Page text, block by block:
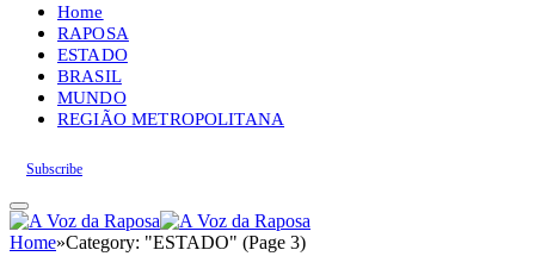
Home
RAPOSA
ESTADO
BRASIL
MUNDO
REGIÃO METROPOLITANA
Subscribe
Home»Category: "ESTADO" (Page 3)